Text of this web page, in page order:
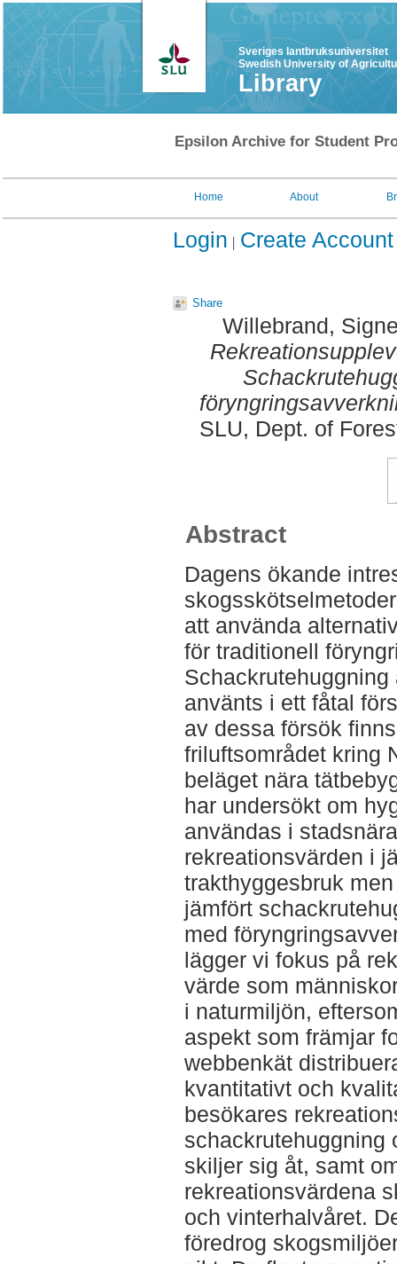
Sveriges lantbruksuniversitet
Swedish University of
Library
Epsilon Archive for Student
Home About
Login Create Account
Share
Willebrand,
SLU, Dept. of
Abstract
Dagens ökande
att använda
för traditionell
använts i ett fåtal
av dessa försök
friluftsområdet kring
beläget nära
har undersökt om
användas i
rekreationsvärden i
trakthyggesbruk
jämfört
med
lägger vi fokus på
värde som
i naturmiljön,
aspekt som främjar
webbenkät
kvantitativt och
besökares
schackrutehuggning
skiljer sig åt, samt
rekreationsvärdena
och vinterhalvåret.
föredrog